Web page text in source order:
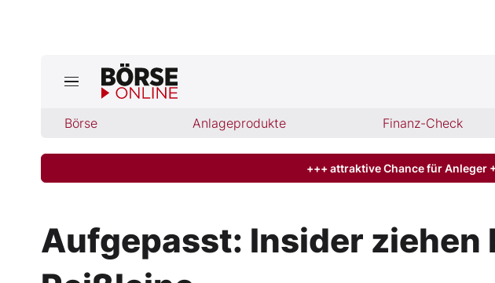
Börse Anlageprodukte Finanz-Check
Jetzt aktuelle Ausgabe BÖRSE ONLINE lesen
Finanz-Check
+++ attraktive Chance für Anleger
Aufgepasst: Insider